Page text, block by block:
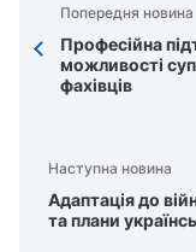
Попередня новина
Професійна
можливості
фахівців
Наступна новина
Адаптація до
та плани